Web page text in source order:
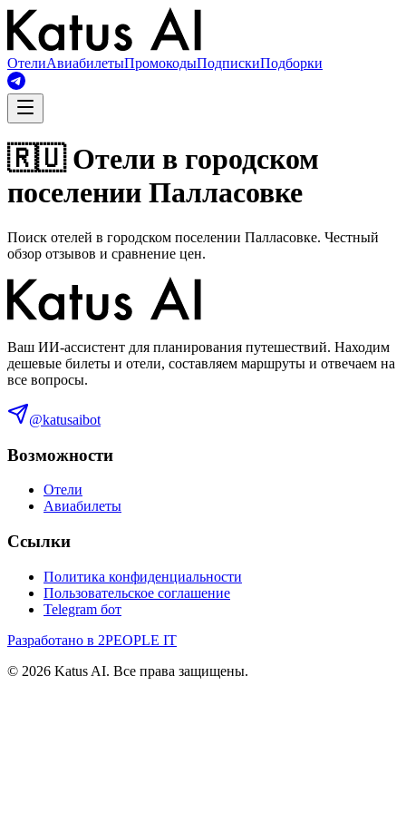
ОтелиАвиабилетыПромокодыПодпискиПодборки
🇷🇺 Отели в городском
поселении Палласовке
Поиск отелей в городском поселении Палласовке. Честный
обзор отзывов и сравнение цен.
Ваш ИИ-ассистент для планирования путешествий. Находим
дешевые билеты и отели, составляем маршруты и отвечаем на
все вопросы.
@katusaibot
Возможности
Отели
Авиабилеты
Ссылки
Политика конфиденциальности
Пользовательское соглашение
Telegram бот
Разработано в 2PEOPLE IT
© 2026 Katus AI. Все права защищены.